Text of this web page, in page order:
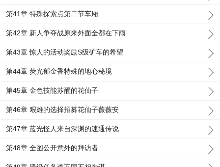
第41章 特殊探索点第二节车厢
第42章 新人争夺战原来外面全都在下雨
第43章 惊人的活动奖励S级矿车的希望
第44章 荧光郁金香特殊的地心秘境
第45章 金色技能苏醒的花仙子
第46章 艰难的选择招募花仙子薇薇安
第47章 蓝光怪人来自深渊的速通传说
第48章 全图公开意外的拜访者